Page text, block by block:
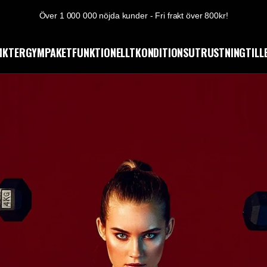
Över 1 000 000 nöjda kunder - Fri frakt över 800kr!
GYMPAKETFUNKTIONELLTKONDITIONSUTRUSTNING